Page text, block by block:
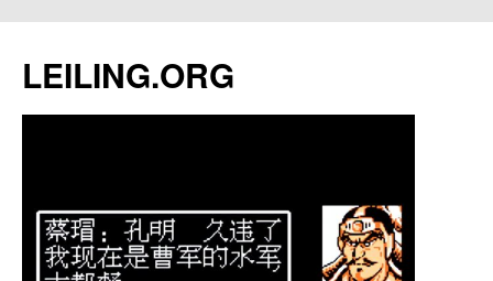
文
LEILING.ORG